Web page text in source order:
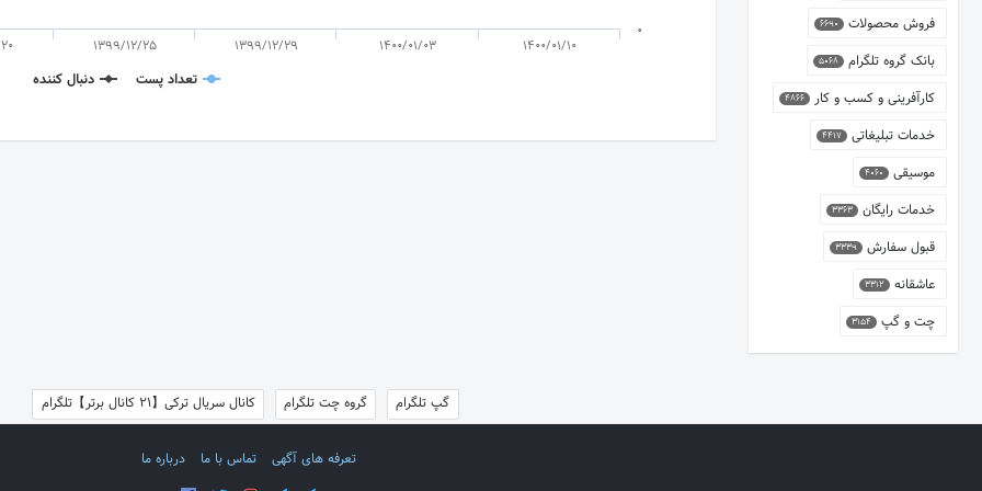
تعداد پست دنبال کننده
1399/12/25 1399/12/29 1400/01/03 1400/01/10
0 فروش محصولات 6690
بانک گروه تلگرام 5068
کارآفرینی و کسب و کار 4866
خدمات تبلیغاتی 4417
موسیقی 4060
خدمات رایگان 3363
قبول سفارش 3339
عاشقانه 3312
چت و گپ 3154
گپ تلگرام گروه چت تلگرام کانال سریال ترکی【21 کانال برتر】تلگرام
تعرفه های آگهی تماس با ما درباره ما